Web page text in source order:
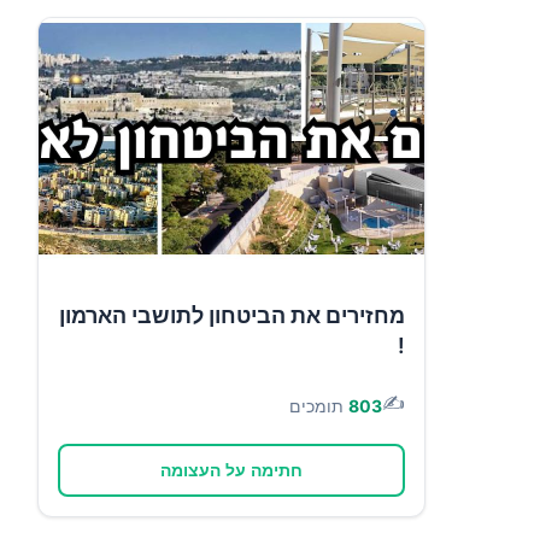
מחזירים את הביטחון לתושבי הארמון
!
✍️
803 תומכים
חתימה על העצומה